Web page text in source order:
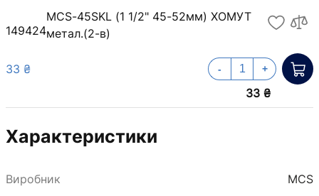
149424
MCS-45SKL (1 1/2" 45-52мм) ХОМУТ
метал.(2-в)
33 ₴
33 ₴
- +
Характеристики
Виробник
MCS